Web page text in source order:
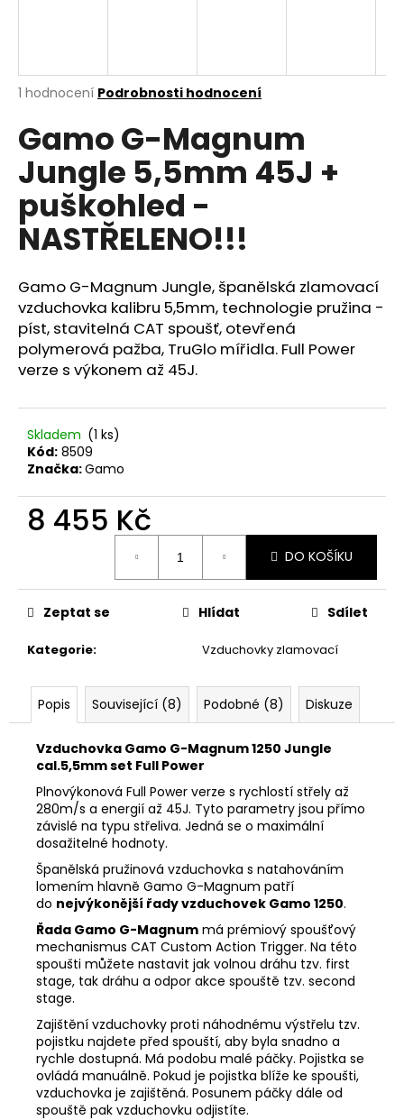
Průměrné
produktu
je
4,0
z
5
hvězdiček.
1 hodnocení Podrobnosti hodnocení
Gamo G-Magnum
Jungle 5,5mm 45J +
puškohled -
NASTŘELENO!!!
Gamo G-Magnum Jungle, španělská zlamovací
vzduchovka kalibru 5,5mm, technologie pružina -
píst, stavitelná CAT spoušť, otevřená
polymerová pažba, TruGlo mířidla. Full Power
verze s výkonem až 45J.
Skladem (1 ks)
Kód: 8509
Značka:Gamo
8 455 Kč
DO KOŠÍKU
Kategorie: Vzduchovky zlamovací
Zeptat se Hlídat Sdílet
Popis Související (8) Podobné (8) Diskuze
Vzduchovka Gamo G-Magnum 1250 Jungle
cal.5,5mm set Full Power
Plnovýkonová Full Power verze s rychlostí střely až
280m/s a energií až 45J. Tyto parametry jsou přímo
závislé na typu střeliva. Jedná se o maximální
dosažitelné hodnoty.
Španělská pružinová vzduchovka s natahováním
lomením hlavně Gamo G-Magnum patří
do nejvýkonější řady vzduchovek Gamo 1250.
Řada Gamo G-Magnum má prémiový spoušťový
mechanismus CAT Custom Action Trigger. Na této
spoušti můžete nastavit jak volnou dráhu tzv. first
stage, tak dráhu a odpor akce spouště tzv. second
stage.
Zajištění vzduchovky proti náhodnému výstřelu tzv.
pojistku najdete před spouští, aby byla snadno a
rychle dostupná. Má podobu malé páčky. Pojistka se
ovládá manuálně. Pokud je pojistka blíže ke spoušti,
vzduchovka je zajištěná. Posunem páčky dále od
spouště pak vzduchovku odjistíte.
í
t
HLEDAT
D
o
p
o
r
č
u
e
MAUSER
620